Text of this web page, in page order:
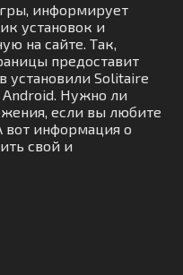
информирует
установок и
на сайте. Так,
предоставит
установили Solitaire
Android. Нужно ли
если вы любите
вот информация о
свой и